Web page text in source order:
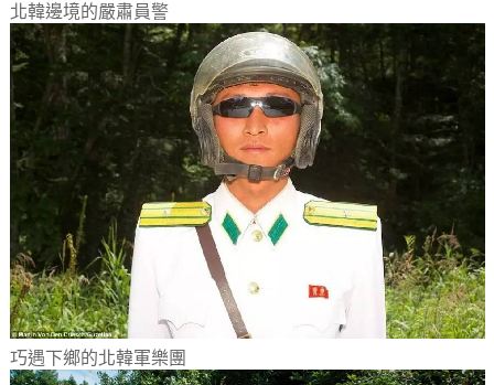
北韓邊境的嚴肅員警
巧遇下鄉的北韓軍樂團